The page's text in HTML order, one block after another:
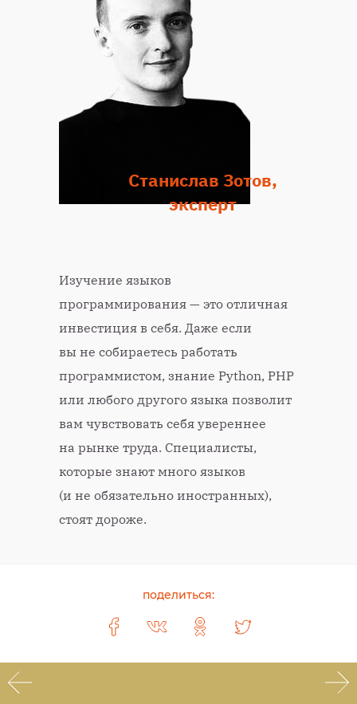
Станислав Зотов,
эксперт
Изучение языков
программирования — это отличная
инвестиция в себя. Даже если
вы не собираетесь работать
программистом, знание Python, PHP
или любого другого языка позволит
вам чувствовать себя увереннее
на рынке труда. Специалисты,
которые знают много языков
(и не обязательно иностранных),
стоят дороже.
поделиться: